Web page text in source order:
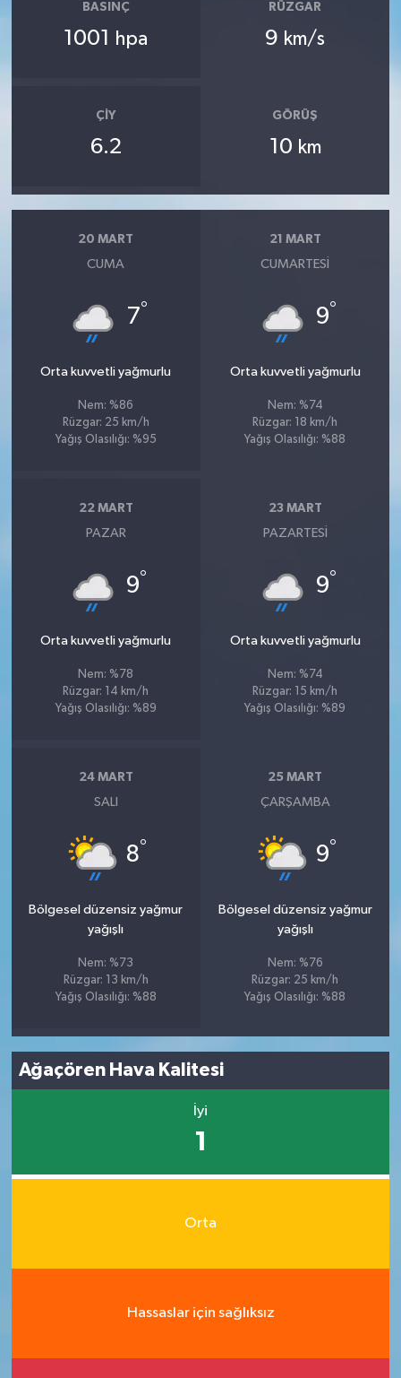
BASINÇ
1001 hpa
RÜZGAR
9 km/s
ÇIY
6.2
GÖRÜŞ
10 km
20 MART
CUMA
7°
Orta kuvvetli yağmurlu
Nem: %86
Rüzgar: 25 km/h
Yağış Olasılığı: %95
21 MART
CUMARTESI
9°
Orta kuvvetli yağmurlu
Nem: %74
Rüzgar: 18 km/h
Yağış Olasılığı: %88
22 MART
PAZAR
9°
Orta kuvvetli yağmurlu
Nem: %78
Rüzgar: 14 km/h
Yağış Olasılığı: %89
23 MART
PAZARTESI
9°
Orta kuvvetli yağmurlu
Nem: %74
Rüzgar: 15 km/h
Yağış Olasılığı: %89
24 MART
SALI
8°
Bölgesel düzensiz yağmur
yağışlı
Nem: %73
Rüzgar: 13 km/h
Yağış Olasılığı: %88
25 MART
ÇARŞAMBA
9°
Bölgesel düzensiz yağmur
yağışlı
Nem: %76
Rüzgar: 25 km/h
Yağış Olasılığı: %88
Ağaçören Hava Kalitesi
İyi
1
Orta
Hassaslar için sağlıksız